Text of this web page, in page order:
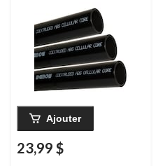
Ajouter
23,99 $